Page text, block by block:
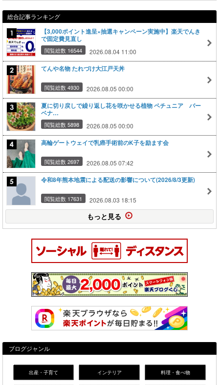
総合記事ランキング
【3,000ポイント進呈×抽選キャンペーン実施中】楽天でんき
で固定費見直し
閲覧総数 16544 2026.08.04 11:00
てんや名物 たれづけ大江戸天丼
閲覧総数 4930 2026.08.05 00:00
夏に切り戻しで繰り返し花を咲かせる植物 ペチュニア バー
ベナ…
閲覧総数 5898 2026.08.05 00:00
高輪ゲートウェイで乳癌手術前のK子を励ます会
閲覧総数 2697 2026.08.05 07:42
令和8年熊本地震による配送の影響について(2026/8/3更新)
閲覧総数 17631 2026.08.03 18:15
もっと見る
ブログジャンル
出産・子育て インテリア 料理・食べ物